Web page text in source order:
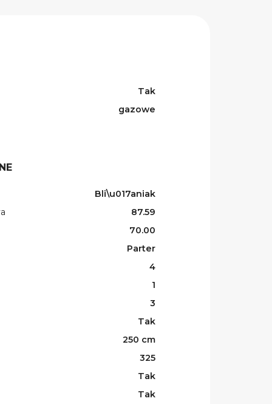
Tak
gazowe
Bli\u017aniak
87.59
70.00
Parter
4
1
3
Tak
250 cm
325
Tak
Tak